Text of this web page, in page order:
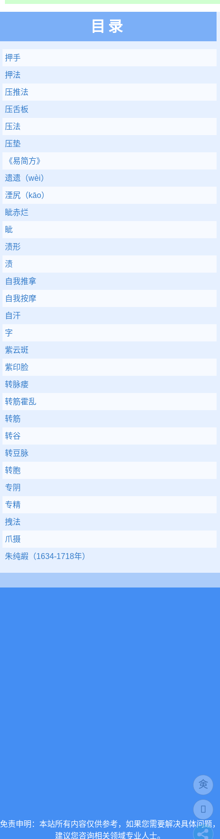
目录
押手
押法
压推法
压舌板
压法
压垫
《易简方》
遗遗（wèi）
湮尻（kāo）
眦赤烂
眦
渍形
渍
自我推拿
自我按摩
自汗
字
紫云斑
紫印脸
转脉瘘
转筋霍乱
转筋
转谷
转豆脉
转胞
专阴
专精
拽法
爪摄
朱纯嘏（1634-1718年）
免责申明：本站所有内容仅供参考，如果您需要解决具体问题，
建议您咨询相关领域专业人士。